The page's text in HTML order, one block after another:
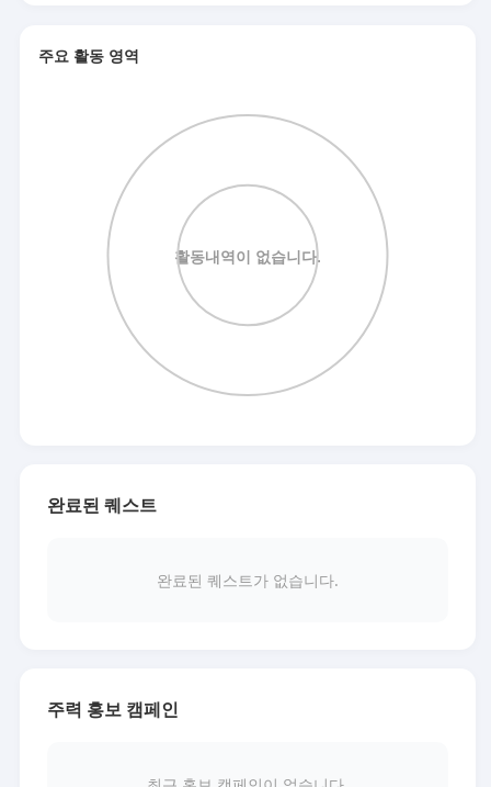
주요 활동 영역
완료된 퀘스트
완료된 퀘스트가 없습니다.
주력 홍보 캠페인